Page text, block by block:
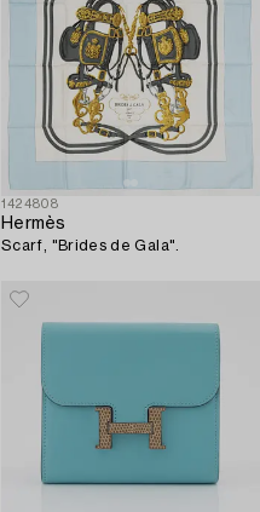
1424808
Hermès
Scarf, "Brides de Gala".